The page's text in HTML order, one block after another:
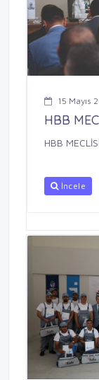
15 Mayıs
HBB
HBB
İncele